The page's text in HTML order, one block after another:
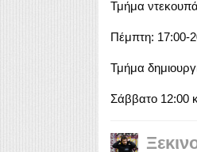
Τμήμα
Πέμπτη: 17:00-
Τμήμα
Σάββατο 12:00